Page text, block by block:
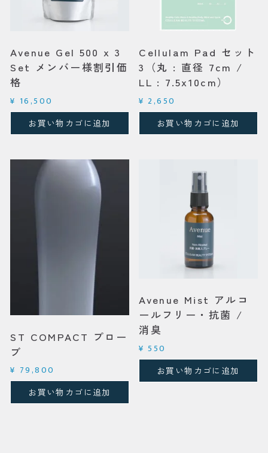
Avenue Gel 500 x 3
Set メンバー様割引価
格
¥ 16,500
お買い物カゴに追加
Cellulam Pad セット
3（丸 : 直径 7cm /
LL : 7.5x10cm）
¥ 2,650
お買い物カゴに追加
ST COMPACT プロー
ブ
¥ 79,800
お買い物カゴに追加
Avenue Mist アルコ
ールフリー・抗菌 /
消臭
¥ 550
お買い物カゴに追加